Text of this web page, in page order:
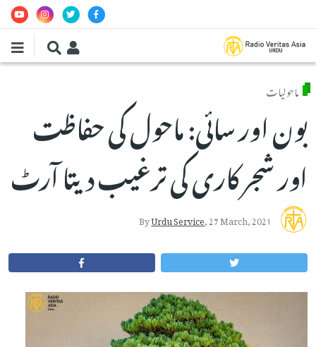
ماحولیات
بون اور سائی: ماحول کی حفاظت
اور شجر کاری کی ترغیب دیتا آرٹ
ByUrdu Service,27 March, 2021